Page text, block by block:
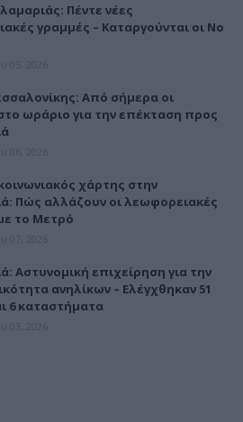
Πέντε νέες
γραμμές – Καταργούνται οι Νο
Από σήμερα οι
ωράριο για την επέκταση προς
χάρτης στην
Πώς αλλάζουν οι λεωφορειακές
το Μετρό
Αστυνομική επιχείρηση για την
ανηλίκων – Ελέγχθηκαν 51
6 καταστήματα